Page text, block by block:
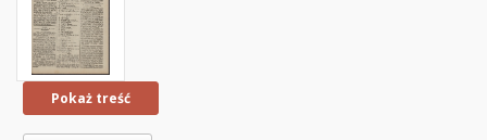
Pokaż treść